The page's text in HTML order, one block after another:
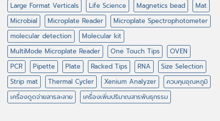
Large Format Verticals
Life Science Magnetics bead
Mat
Microbial
Microplate Reader
Microplate Spectrophotometer
molecular detection
Molecular kit
MultiMode Microplate Reader
One Touch Tips
OVEN
PCR
Pipette Plate Racked Tips RNA
Size Selection
Strip mat
Thermal Cycler Xenium Analyzer
ควบคุมอุณหภูมิ
เครื่องดูดจ่ายสารละลาย
เครื่องเพิ่มปริมาณสารพันธุกรรม